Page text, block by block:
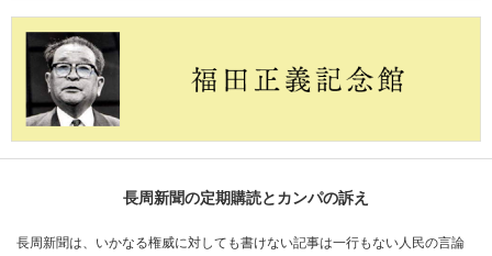
長周新聞の定期購読とカンパの訴え
長周新聞は、いかなる権威に対しても書けない記事は一行もない人民の言論